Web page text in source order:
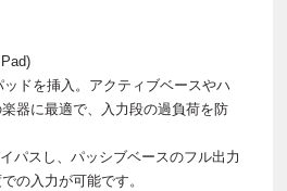
ドを挿入。アクティブベースやハ
器に最適で、入力段の過負荷を防
パスし、パッシブベースのフル出力
の入力が可能です。